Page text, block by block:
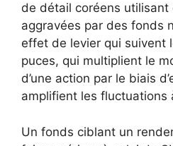
de détail coréens utilisant
aggravées par des fonds
effet de levier qui suivent
puces, qui multiplient le
d’une action par le biais
amplifient les fluctuations
Un fonds ciblant un